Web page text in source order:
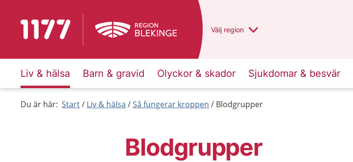
Till startsidan för 1177 Du har valt region
Välj en annan
region
Liv & hälsa Barn & gravid Olyckor & skador Sjukdomar & besvär
Du är här: Start Liv & hälsa Så fungerar kroppen Blodgrupper
Blodgrupper